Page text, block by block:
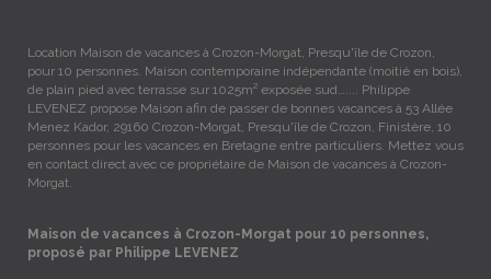
Location Maison de vacances à Crozon-Morgat, Presqu'île de Crozon,
pour 10 personnes. Maison contemporaine indépendante (moitié en bois),
de plain pied avec terrasse sur 1025m² exposée sud….... Philippe
LEVENEZ propose Maison afin de passer de bonnes vacances à 53 Allée
Menez Kador, 29160 Crozon-Morgat, Presqu'île de Crozon, Finistère, 10
personnes pour les vacances en Bretagne entre particuliers. Mettez vous
en contact direct avec ce propriétaire de Maison de vacances à Crozon-
Morgat.
Maison de vacances à Crozon-Morgat pour 10 personnes,
proposé par Philippe LEVENEZ